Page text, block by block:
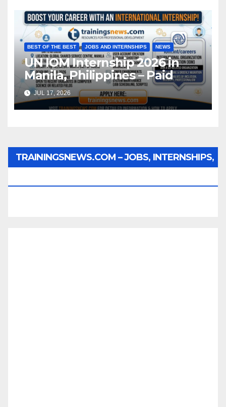
BEST OF THE BEST JOBS AND INTERNSHIPS NEWS
UN IOM Internship 2026 in
Manila, Philippines – Paid
JUL 17, 2026
TRAININGSNEWS.COM – JOBS, INTERNSHIPS,